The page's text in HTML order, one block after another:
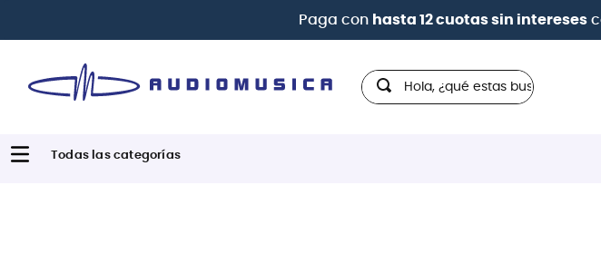
Paga con hasta 12 cuotas sin intereses
Hola, ¿qué estas buscando?